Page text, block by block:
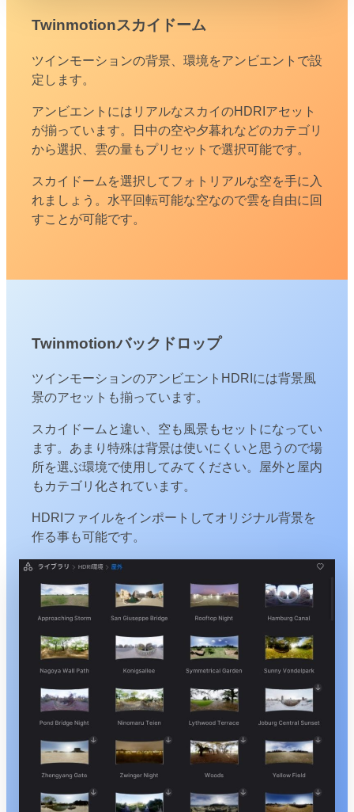
Twinmotionスカイドーム
ツインモーションの背景、環境をアンビエントで設
定します。
アンビエントにはリアルなスカイのHDRIアセット
が揃っています。日中の空や夕暮れなどのカテゴリ
から選択、雲の量もプリセットで選択可能です。
スカイドームを選択してフォトリアルな空を手に入
れましょう。水平回転可能な空なので雲を自由に回
すことが可能です。
Twinmotionバックドロップ
ツインモーションのアンビエントHDRIには背景風
景のアセットも揃っています。
スカイドームと違い、空も風景もセットになってい
ます。あまり特殊は背景は使いにくいと思うので場
所を選ぶ環境で使用してみてください。屋外と屋内
もカテゴリ化されています。
HDRIファイルをインポートしてオリジナル背景を
作る事も可能です。